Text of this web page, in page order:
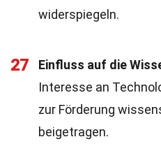
widerspiegeln.
27 Einfluss auf die
Interesse an
zur Förderung
beigetragen.